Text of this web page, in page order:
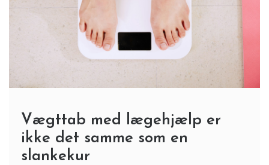
Vægttab med lægehjælp er
ikke det samme som en
slankekur